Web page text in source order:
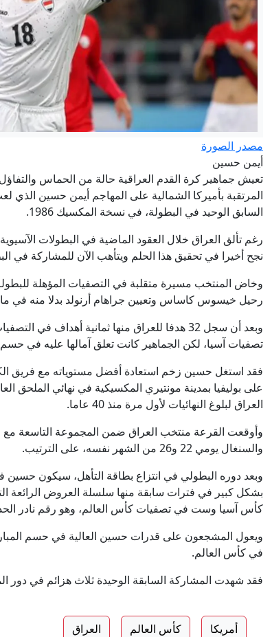
"رغم ترسانتها
22 مليار دولار في 4 سنوات.. كيف تغير اقتصاد كوريا الشمالية؟
الخارجية الأمريكية:
إيران.. ترمب
مصدر الصورة
أيمن حسين
تعيش جماهير كرة القدم العراقية حالة من الحماس
المرتقبة بأميركا الشمالية على ⁠المهاجم أيمن حسين الذي
السابق الوحيد في البطولة، في نسخة المكسيك 1986.
رغم تألق العراق خلال العقود الماضية في البطولات
نجح أخيرا في تحقيق هذا الحلم ويتأهب الآن للمشاركة في البطولة التي تنطلق
رحيل خيسوس كاساس وتعيين جراهام أرنولد بدلا منه في مايو 2025، وانتهت بالتأهل عبر الملحق
وبعد أن سجل 32 هدفا للعراق منها ثمانية
⁠تصفيات آسيا، لكن الجماهير كانت تعلق آمالها عليه في حسم
العراق لبلوغ النهائيات لأول مرة منذ 40 عاما.
والسنغال يومي 22 و26 من ⁠الشهر نفسه، على الترتيب.
وبعد دوره البطولي في انتزاع بطاقة التأهل، سيكون حسين
كأس آسيا وست في تصفيات كأس العالم، وهو رقم نادر
ويعول المشجعون على قدرات حسين العالية في حسم
في كأس العالم.
فقد شهدت المشاركة السابقة الوحيدة ثلاث هزائم في دور
أمريكا كأس العالم العراق